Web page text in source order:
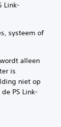
Link-
systeem of
wordt alleen
is
niet op
PS Link-